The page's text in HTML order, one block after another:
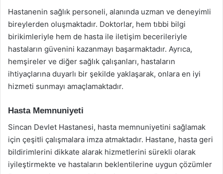
Hastanenin sağlık personeli, alanında uzman ve deneyimli
bireylerden oluşmaktadır. Doktorlar, hem tıbbi bilgi
birikimleriyle hem de hasta ile iletişim becerileriyle
hastaların güvenini kazanmayı başarmaktadır. Ayrıca,
hemşireler ve diğer sağlık çalışanları, hastaların
ihtiyaçlarına duyarlı bir şekilde yaklaşarak, onlara en iyi
hizmeti sunmayı amaçlamaktadır.
Hasta Memnuniyeti
Sincan Devlet Hastanesi, hasta memnuniyetini sağlamak
için çeşitli çalışmalara imza atmaktadır. Hastane, hasta geri
bildirimlerini dikkate alarak hizmetlerini sürekli olarak
iyileştirmekte ve hastaların beklentilerine uygun çözümler